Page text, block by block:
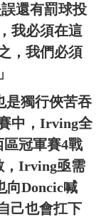
還有罰球投
我必須在這
，我們必須
是獨行俠苦吞
中，Irving全
區冠軍賽4戰
，Irving亟需
向Doncic喊
己也會扛下